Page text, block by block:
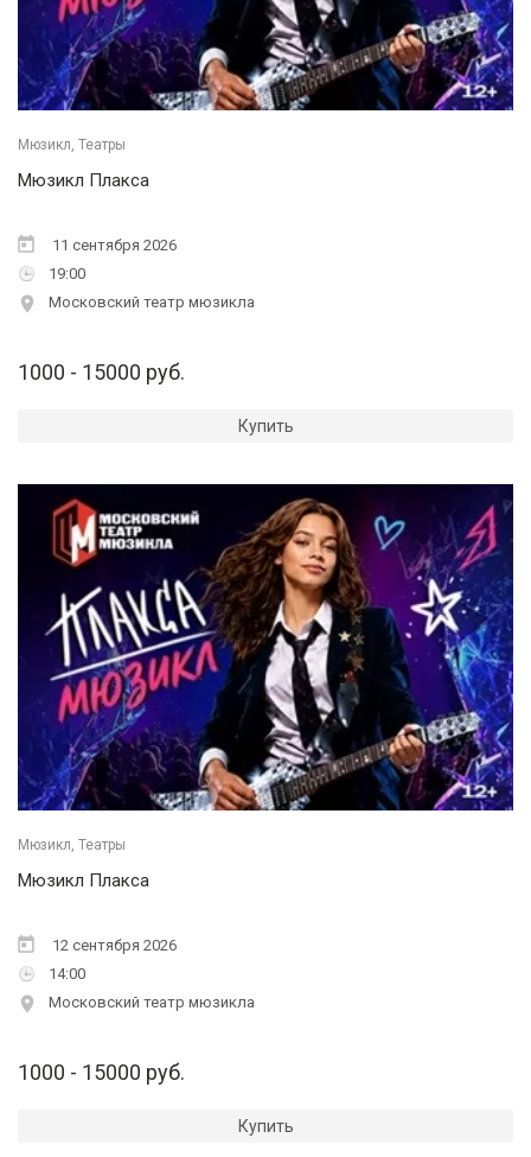
Мюзикл, Театры
Мюзикл Плакса
11 сентября 2026
19:00
Московский театр мюзикла
1000 - 15000 руб.
Купить
Мюзикл, Театры
Мюзикл Плакса
12 сентября 2026
14:00
Московский театр мюзикла
1000 - 15000 руб.
Купить